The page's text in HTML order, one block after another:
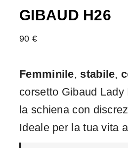
GIBAUD H26
90 €
Femminile, stabile,
corsetto Gibaud
la schiena con
Ideale per la tua vita